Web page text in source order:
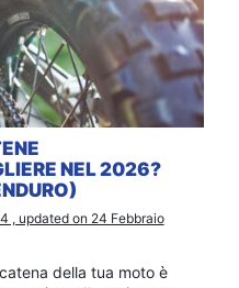
NEL 2026?
, updated on 24 Febbraio
della tua moto è